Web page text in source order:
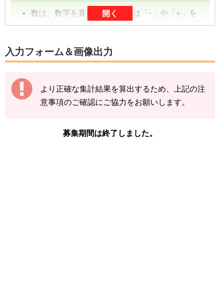
数は、数字を直接入力、または「-」や「+」を
タップしていただくと入力できます。
数字は、前回の入力内容に追加分を加算する形
（累計数）で入力をお願いします。
途中結果が3匹→まずは「3」で送信
その後の結果が2匹→前回入力した「3」に「+
下記の情報を入力し、 「結果を送信する」をタ
開く
入力フォーム＆画像出力
より正確な集計結果を算出するため、上記の注
意事項のご確認にご協力をお願いします。
募集期間は終了しました。